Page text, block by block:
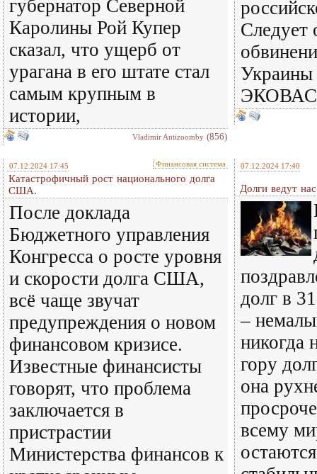
губернатор Северной
Каролины Рой Купер
сказал, что ущерб от
урагана в его штате стал
самым крупным в
истории,
Vladimir Antizoomby (856)
Следует
Украины
ЭКОВАС
07.12.2024 17:45 Финансовая система
Катастрофичный рост национального долга
США.
После доклада
Бюджетного управления
Конгресса о росте уровня
и скорости долга США,
всё чаще звучат
предупреждения о новом
финансовом кризисе.
Известные финансисты
говорят, что проблема
заключается в
пристрастии
Министерства финансов к
07.12.2024 17:40
Долги ведут
долг в
–
никогда
гору
она
всему